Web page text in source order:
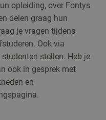
opleiding, over Fontys
delen graag hun
je vragen tijdens
Ook via
stellen. Heb je
ook in gesprek met
en